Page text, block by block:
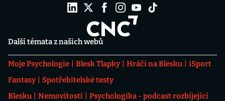
Další témata z našich webů
Moje Psychologie Blesk Tlapky Hráči na Blesku
iSport
Fantasy
Spotřebitelské testy
Blesku
Nemovitosti
Psychologika - podcast rozbíjející